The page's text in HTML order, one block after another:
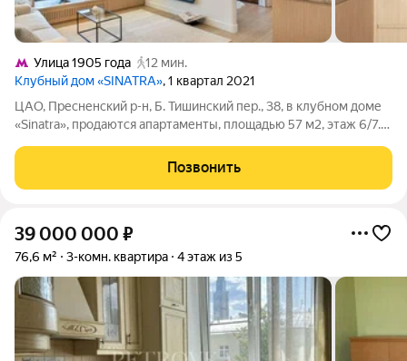
Улица 1905 года
12 мин.
Клубный дом «SINATRA», 1 квартал 2021
ЦАО, Пресненский р-н, Б. Тишинский пер., 38, в клубном доме
«Sinatra», продаются апартаменты, площадью 57 м2, этаж 6/7.
«под ключ» от лондонской дизайн-студии «Olga Ashby
Interiors». Её работы
Позвонить
39 000 000 ₽
76,6 м² 3-комн. квартира 4 этаж из 5